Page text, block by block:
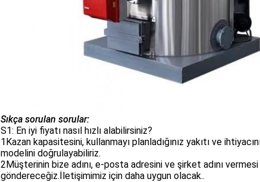
Sıkça sorulan sorular:
S1: En iyi fiyatı nasıl hızlı alabilirsiniz?
1Kazan kapasitesini, kullanmayı planladığınız yakıtı ve
modelini doğrulayabiliriz.
2Müşterinin bize adını, e-posta adresini ve şirket adını
göndereceğiz.İletişimimiz için daha uygun olacak..